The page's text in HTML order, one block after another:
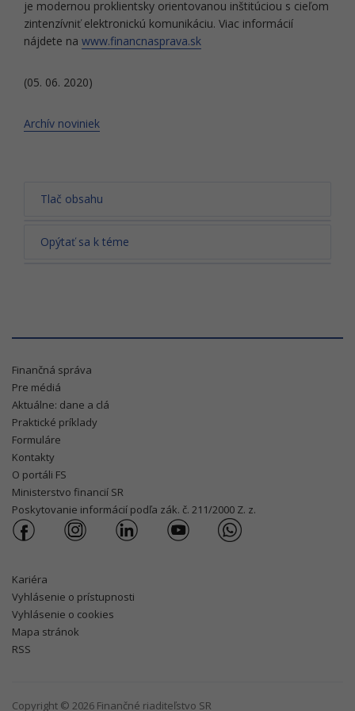
je modernou proklientsky orientovanou inštitúciou s cieľom
zintenzívniť elektronickú komunikáciu. Viac informácií
nájdete na www.financnasprava.sk
(05. 06. 2020)
Archív noviniek
Tlač obsahu
Opýtať sa k téme
Finančná správa
Pre médiá
Aktuálne: dane a clá
Praktické príklady
Formuláre
Kontakty
O portáli FS
Ministerstvo financií SR
Poskytovanie informácií podľa zák. č. 211/2000 Z. z.
Kariéra
Vyhlásenie o prístupnosti
Vyhlásenie o cookies
Mapa stránok
RSS
Copyright © 2026 Finančné riaditeľstvo SR